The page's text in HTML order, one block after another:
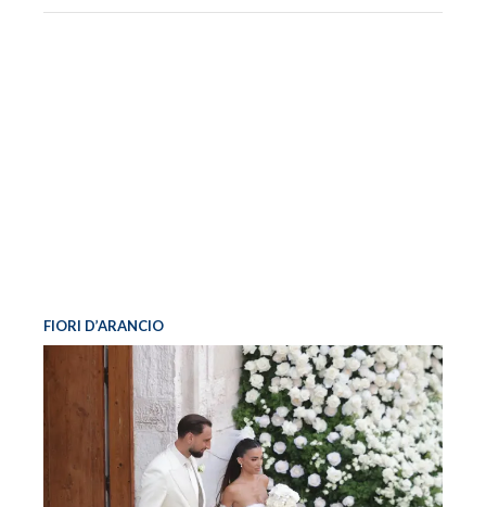
FIORI D’ARANCIO